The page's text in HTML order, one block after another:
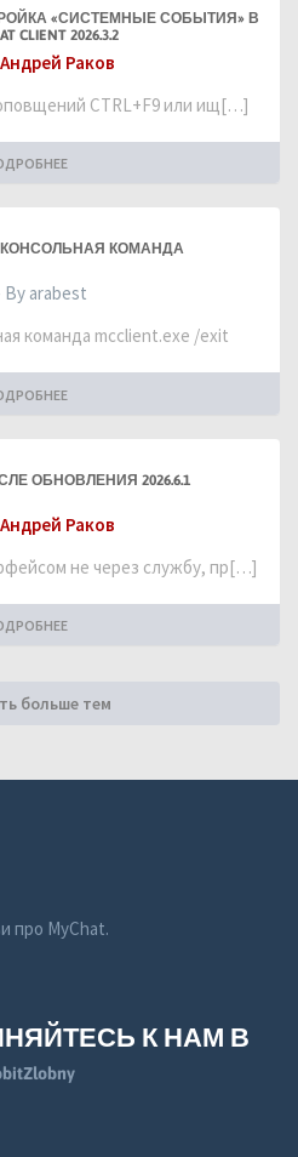
«СИСТЕМНЫЕ СОБЫТИЯ» В
CLIENT 2026.3.2
Андрей Раков
CTRL+F9 или ищ[…]
КОНСОЛЬНАЯ КОМАНДА
By arabest
команда mcclient.exe /exit
ОБНОВЛЕНИЯ 2026.6.1
Андрей Раков
не через службу, пр[…]
больше тем
про MyChat.
К НАМ В